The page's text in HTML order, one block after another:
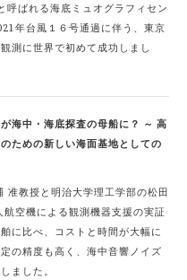
呼ばれる海底ミュオグラフィセン
年台風１６号通過に伴う、東京
測に世界で初めて成功しまし
海中・海底探査の母船に？ ～ 高
ための新しい海面基地としての
准教授と明治大学理工学部の松田
空機による観測機器支援の実証
に比べ、コストと時間が大幅に
の精度も高く、海中音響ノイズ
ました。